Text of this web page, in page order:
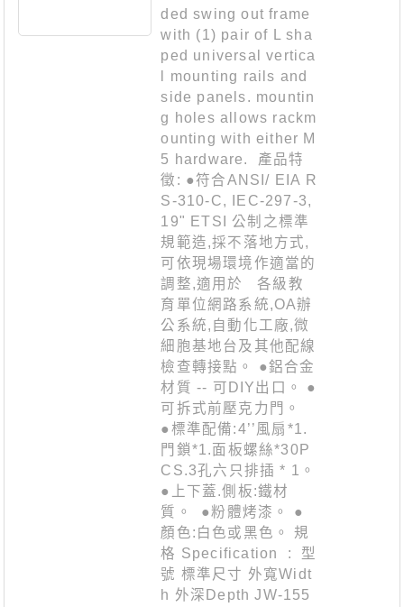
ded swing out frame
with (1) pair of L sha
ped universal vertica
l mounting rails and
side panels. mountin
g holes allows rackm
ounting with either M
5 hardware. 產品特
徵: ●符合ANSI/ EIA R
S-310-C, IEC-297-3,
19" ETSI 公制之標準
規範造,採不落地方式,
可依現場環境作適當的
調整,適用於 各級教
育單位網路系統,OA辦
公系統,自動化工廠,微
細胞基地台及其他配線
檢查轉接點。 ●鋁合金
材質 -- 可DIY出口。 ●
可拆式前壓克力門。
●標準配備:4’’風扇*1.
門鎖*1.面板螺絲*30P
CS.3孔六只排插 * 1。
●上下蓋.側板:鐵材
質。 ●粉體烤漆。 ●
顏色:白色或黑色。 規
格 Specification : 型
號 標準尺寸 外寬Widt
h 外深Depth JW-155